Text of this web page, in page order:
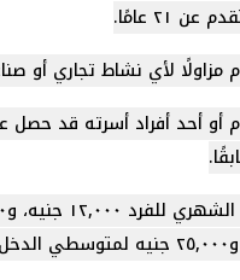
٢١ عامًا.
مزاولًا لأي نشاط تجاري أو
أو أحد أفراد أسرته قد